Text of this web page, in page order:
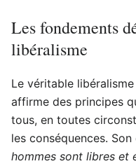
Les fondements
libéralisme
Le véritable
affirme des principes
tous, en toutes
les conséquences.
hommes sont libres et